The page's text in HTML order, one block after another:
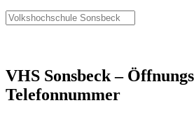
VHS Sonsbeck –
Telefonnummer